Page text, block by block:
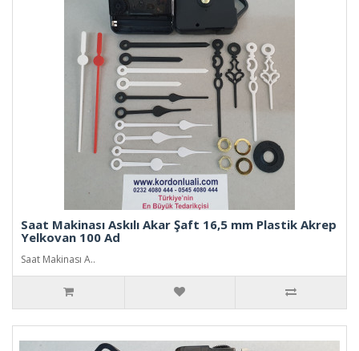
Saat Makinası Askılı Akar Şaft 16,5 mm Plastik Akrep
Yelkovan 100 Ad
Saat Makinası A..